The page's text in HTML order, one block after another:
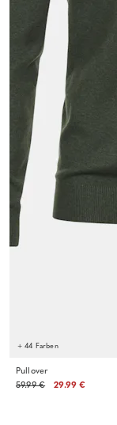
+ 44 Farben
Pullover
59.99 €
29.99 €